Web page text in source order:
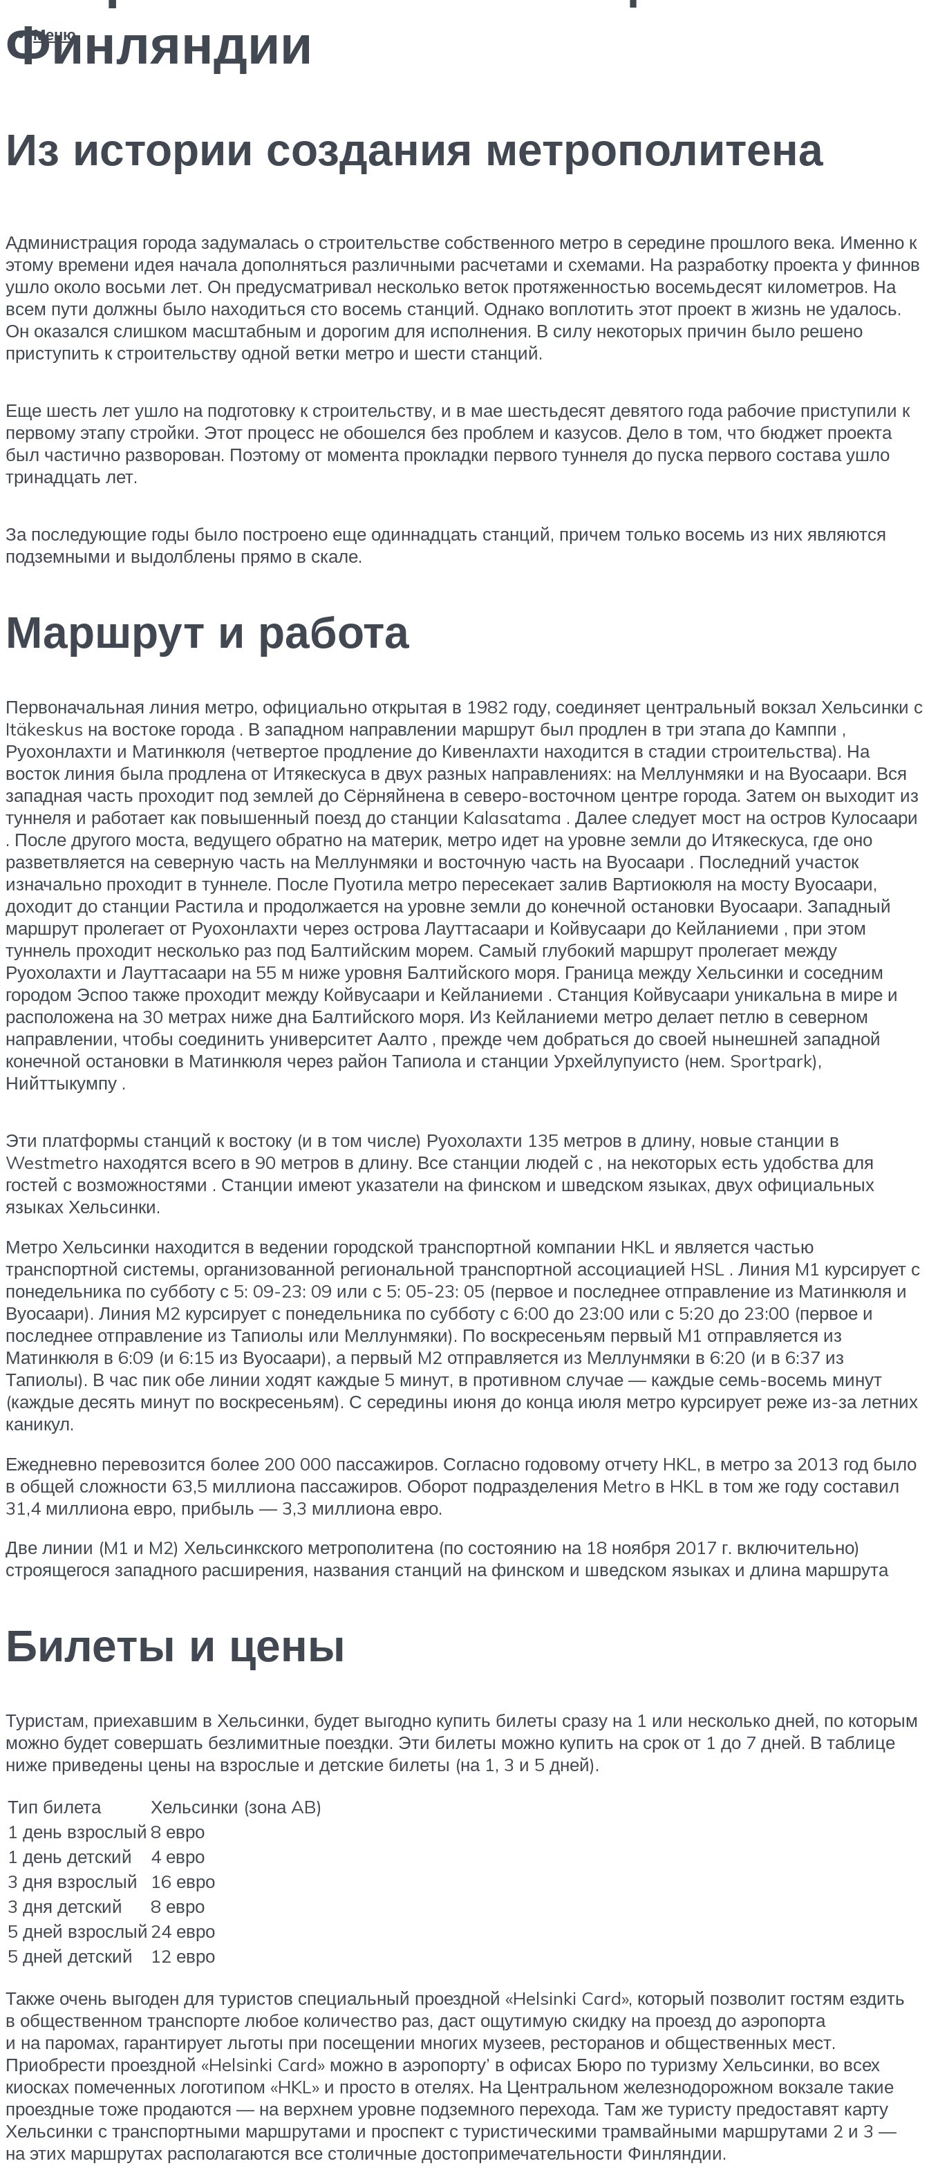
Меню
Финляндии
Из истории создания метрополитена
Администрация города задумалась о строительстве собственного метро в середине прошлого века. Именно к
этому времени идея начала дополняться различными расчетами и схемами. На разработку проекта у финнов
ушло около восьми лет. Он предусматривал несколько веток протяженностью восемьдесят километров. На
всем пути должны было находиться сто восемь станций. Однако воплотить этот проект в жизнь не удалось.
Он оказался слишком масштабным и дорогим для исполнения. В силу некоторых причин было решено
приступить к строительству одной ветки метро и шести станций.
Еще шесть лет ушло на подготовку к строительству, и в мае шестьдесят девятого года рабочие приступили к
первому этапу стройки. Этот процесс не обошелся без проблем и казусов. Дело в том, что бюджет проекта
был частично разворован. Поэтому от момента прокладки первого туннеля до пуска первого состава ушло
тринадцать лет.
За последующие годы было построено еще одиннадцать станций, причем только восемь из них являются
подземными и выдолблены прямо в скале.
Маршрут и работа
Первоначальная линия метро, ​​официально открытая в 1982 году, соединяет центральный вокзал Хельсинки с
Itäkeskus на востоке города . В западном направлении маршрут был продлен в три этапа до Камппи ,
Руохонлахти и Матинкюля (четвертое продление до Кивенлахти находится в стадии строительства). На
восток линия была продлена от Итякескуса в двух разных направлениях: на Меллунмяки и на Вуосаари. Вся
западная часть проходит под землей до Сёрняйнена в северо-восточном центре города. Затем он выходит из
туннеля и работает как повышенный поезд до станции Kalasatama . Далее следует мост на остров Кулосаари
. После другого моста, ведущего обратно на материк, метро идет на уровне земли до Итякескуса, где оно
разветвляется на северную часть на Меллунмяки и восточную часть на Вуосаари . Последний участок
изначально проходит в туннеле. После Пуотила метро пересекает залив Вартиокюля на мосту Вуосаари,
доходит до станции Растила и продолжается на уровне земли до конечной остановки Вуосаари. Западный
маршрут пролегает от Руохонлахти через острова Лауттасаари и Койвусаари до Кейланиеми , при этом
туннель проходит несколько раз под Балтийским морем. Самый глубокий маршрут пролегает между
Руохолахти и Лауттасаари на 55 м ниже уровня Балтийского моря. Граница между Хельсинки и соседним
городом Эспоо также проходит между Койвусаари и Кейланиеми . Станция Койвусаари уникальна в мире и
расположена на 30 метрах ниже дна Балтийского моря. Из Кейланиеми метро делает петлю в северном
направлении, чтобы соединить университет Аалто , прежде чем добраться до своей нынешней западной
конечной остановки в Матинкюля через район Тапиола и станции Урхейлупуисто (нем. Sportpark),
Нийттыкумпу .
Эти платформы станций к востоку (и в том числе) Руохолахти 135 метров в длину, новые станции в
Westmetro находятся всего в 90 метров в длину. Все станции людей с , на некоторых есть удобства для
гостей с возможностями . Станции имеют указатели на финском и шведском языках, двух официальных
языках Хельсинки.
Метро Хельсинки находится в ведении городской транспортной компании HKL и является частью
транспортной системы, организованной региональной транспортной ассоциацией HSL . Линия M1 курсирует с
понедельника по субботу с 5: 09-23: 09 или с 5: 05-23: 05 (первое и последнее отправление из Матинкюля и
Вуосаари). Линия M2 курсирует с понедельника по субботу с 6:00 до 23:00 или с 5:20 до 23:00 (первое и
последнее отправление из Тапиолы или Меллунмяки). По воскресеньям первый M1 отправляется из
Матинкюля в 6:09 (и 6:15 из Вуосаари), а первый M2 отправляется из Меллунмяки в 6:20 (и в 6:37 из
Тапиолы). В час пик обе линии ходят каждые 5 минут, в противном случае — каждые семь-восемь минут
(каждые десять минут по воскресеньям). С середины июня до конца июля метро курсирует реже из-за летних
каникул.
Ежедневно перевозится более 200 000 пассажиров. Согласно годовому отчету HKL, в метро за 2013 год было
в общей сложности 63,5 миллиона пассажиров. Оборот подразделения Metro в HKL в том же году составил
31,4 миллиона евро, прибыль — 3,3 миллиона евро.
Две линии (M1 и M2) Хельсинкского метрополитена (по состоянию на 18 ноября 2017 г. включительно)
строящегося западного расширения, названия станций на финском и шведском языках и длина маршрута
Билеты и цены
Туристам, приехавшим в Хельсинки, будет выгодно купить билеты сразу на 1 или несколько дней, по которым
можно будет совершать безлимитные поездки. Эти билеты можно купить на срок от 1 до 7 дней. В таблице
ниже приведены цены на взрослые и детские билеты (на 1, 3 и 5 дней).
Тип билета
Хельсинки (зона AB)
1 день взрослый 8 евро
1 день детский
4 евро
3 дня взрослый
16 евро
3 дня детский
8 евро
5 дней взрослый 24 евро
5 дней детский
12 евро
Также очень выгоден для туристов специальный проездной «Helsinki Card», который позволит гостям ездить
в общественном транспорте любое количество раз, даст ощутимую скидку на проезд до аэропорта
и на паромах, гарантирует льготы при посещении многих музеев, ресторанов и общественных мест.
Приобрести проездной «Helsinki Card» можно в аэропорту’ в офисах Бюро по туризму Хельсинки, во всех
киосках помеченных логотипом «HKL» и просто в отелях. На Центральном железнодорожном вокзале такие
проездные тоже продаются — на верхнем уровне подземного перехода. Там же туристу предоставят карту
Хельсинки с транспортными маршрутами и проспект с туристическими трамвайными маршрутами 2 и 3 —
на этих маршрутах располагаются все столичные достопримечательности Финляндии.